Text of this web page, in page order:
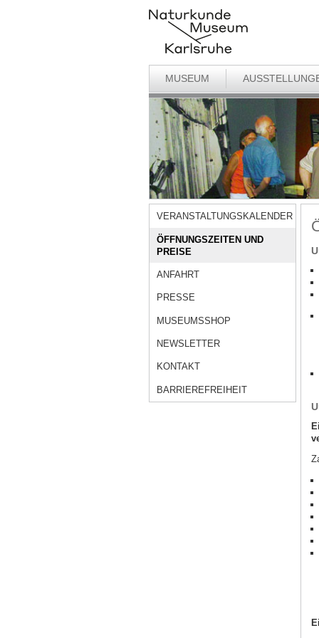
MUSEUM
VERANSTALTUNGSKALENDER
ÖFFNUNGSZEITEN UND
PREISE
ANFAHRT
PRESSE
MUSEUMSSHOP
NEWSLETTER
KONTAKT
BARRIEREFREIHEIT